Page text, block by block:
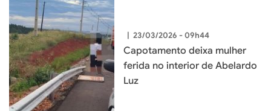
23/03/2026 - 09h44
Capotamento deixa mulher
ferida no interior de Abelardo
Luz